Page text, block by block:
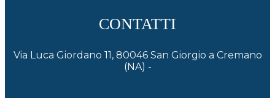
CONTATTI
Via Luca Giordano 11, 80046 San Giorgio a Cremano
(NA) -